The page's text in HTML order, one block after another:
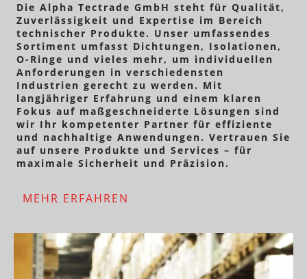
Die Alpha Tectrade GmbH steht für Qualität,
Zuverlässigkeit und Expertise im Bereich
technischer Produkte. Unser umfassendes
Sortiment umfasst Dichtungen, Isolationen,
O-Ringe und vieles mehr, um individuellen
Anforderungen in verschiedensten
Industrien gerecht zu werden. Mit
langjähriger Erfahrung und einem klaren
Fokus auf maßgeschneiderte Lösungen sind
wir Ihr kompetenter Partner für effiziente
und nachhaltige Anwendungen. Vertrauen Sie
auf unsere Produkte und Services – für
maximale Sicherheit und Präzision.
MEHR ERFAHREN